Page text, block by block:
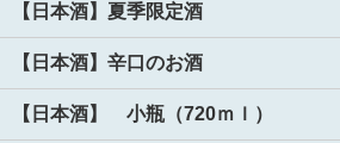
【日本酒】夏季限定酒
【日本酒】辛口のお酒
【日本酒】 小瓶（720ｍｌ）